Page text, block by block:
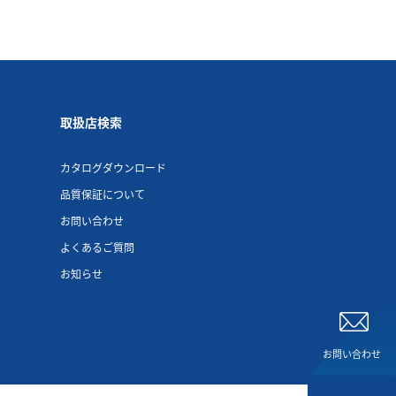
お問い合わせ
お問い合わせ
取扱店検索
カタログダウンロード
品質保証について
お問い合わせ
よくあるご質問
お知らせ